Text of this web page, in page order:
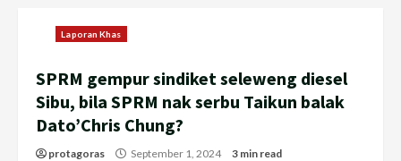
Laporan Khas
SPRM gempur sindiket seleweng diesel
Sibu, bila SPRM nak serbu Taikun balak
Dato’Chris Chung?
protagoras September 1, 2024 3 min read